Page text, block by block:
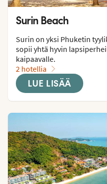
Surin Beach
Surin on yksi Phuketin
sopii yhtä hyvin
kaipaavalle.
2 hotellia
LUE LISÄÄ